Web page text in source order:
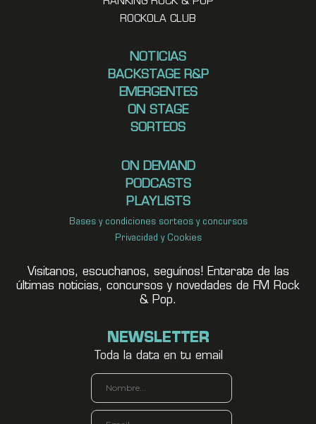
ROCKOLA CLUB
NOTICIAS
BACKSTAGE R&P
EMERGENTES
ON STAGE
SORTEOS
ON DEMAND
PODCASTS
PLAYLISTS
Bases y condiciones sorteos y concursos
Privacidad y Cookies
Visitanos, escuchanos, seguínos! Enterate de las
últimas noticias, concursos y novedades de FM Rock
& Pop.
NEWSLETTER
Toda la data en tu email